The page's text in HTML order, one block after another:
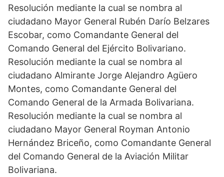
Resolución mediante la cual se nombra al
ciudadano Mayor General Rubén Darío Belzares
Escobar, como Comandante General del
Comando General del Ejército Bolivariano.
Resolución mediante la cual se nombra al
ciudadano Almirante Jorge Alejandro Agüero
Montes, como Comandante General del
Comando General de la Armada Bolivariana.
Resolución mediante la cual se nombra al
ciudadano Mayor General Royman Antonio
Hernández Briceño, como Comandante General
del Comando General de la Aviación Militar
Bolivariana.